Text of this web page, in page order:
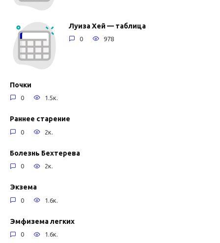
Луиза Хей — таблица
0 978
Почки
0 1.5к.
Раннее старение
0 2к.
Болезнь Бехтерева
0 2к.
Экзема
0 1.6к.
Эмфизема легких
0 1.6к.